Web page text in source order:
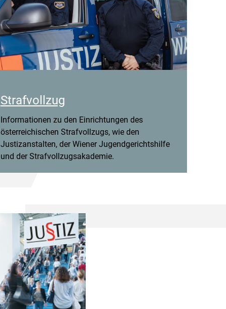
Strafvollzug
Informationen zu den Einrichtungen des
österreichischen Strafvollzugs, wie den
Justizanstalten, der Wiener Jugendgerichtshilfe
und der Strafvollzugsakademie.